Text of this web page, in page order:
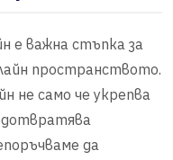
е важна стъпка за
пространството.
не само че укрепва
да